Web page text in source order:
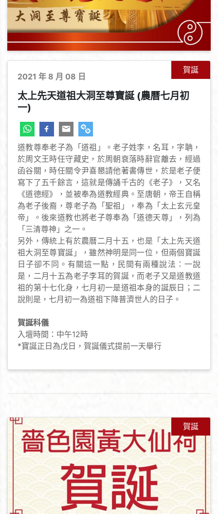
賀誕
2021 年 8 月 08 日
太上先天道祖大洞至尊寶誕 (農曆七月初
一)
道教尊奉老子為「道祖」。老子姓李，名耳，字聃，
於周文王時任守藏史，於周朝衰落時辭官離去，經過
函谷關，時任關令尹喜懇請他著書傳世，於是老子便
寫下了五千餘言，這就是傳誦千古的《老子》，又名
《道德經》，並被奉為道教經典。至唐朝，帝王自稱
為老子後裔，尊老子為「聖祖」，奉為「太上玄元皇
帝」。後來道教也將老子尊奉為「道德天尊」，列為
「三清尊神」之一。
另外，傳統上有於農曆二月十五，也是「太上先天道
祖大洞至尊寶誕」，雖然神明是同一位，但兩個寶誕
日子卻不同。有關這一點，民間有兩種說法：一說
是，二月十五為老子李耳的賀誕，而老子又是道教道
祖的第十七化身，七月初一是道祖本身的誕辰日；二
說則是，七月初一為道祖下降普濟世人的日子。
賀誕科儀
入壇時間：中午12時
*寶誕正日為戊日，賀誕儀式提前一天舉行
賀誕